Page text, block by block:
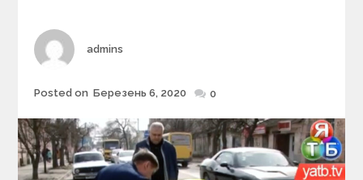
Author
admins
Posted
Posted on Березень 6, 2020 0